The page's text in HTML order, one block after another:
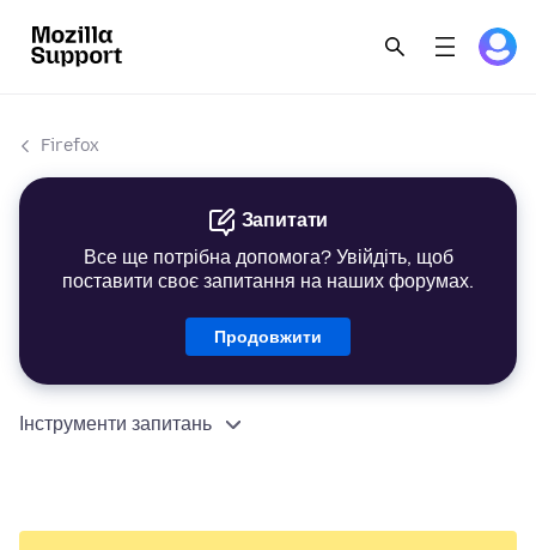
Firefox
Запитати
Все ще потрібна допомога? Увійдіть, щоб
поставити своє запитання на наших форумах.
Продовжити
Інструменти запитань